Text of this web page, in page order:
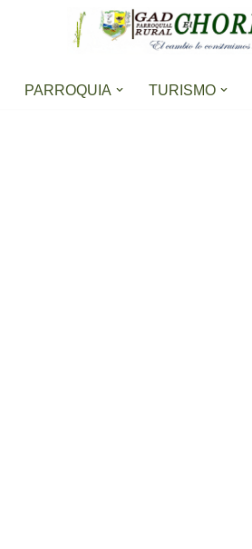
PARROQUIA TURISMO